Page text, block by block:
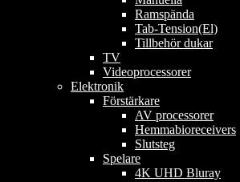
Ramspända
Tab-Tension(El)
Tillbehör dukar
TV
Videoprocessorer
Elektronik
Förstärkare
AV processorer
Hemmabioreceivers
Slutsteg
Spelare
4K UHD Bluray